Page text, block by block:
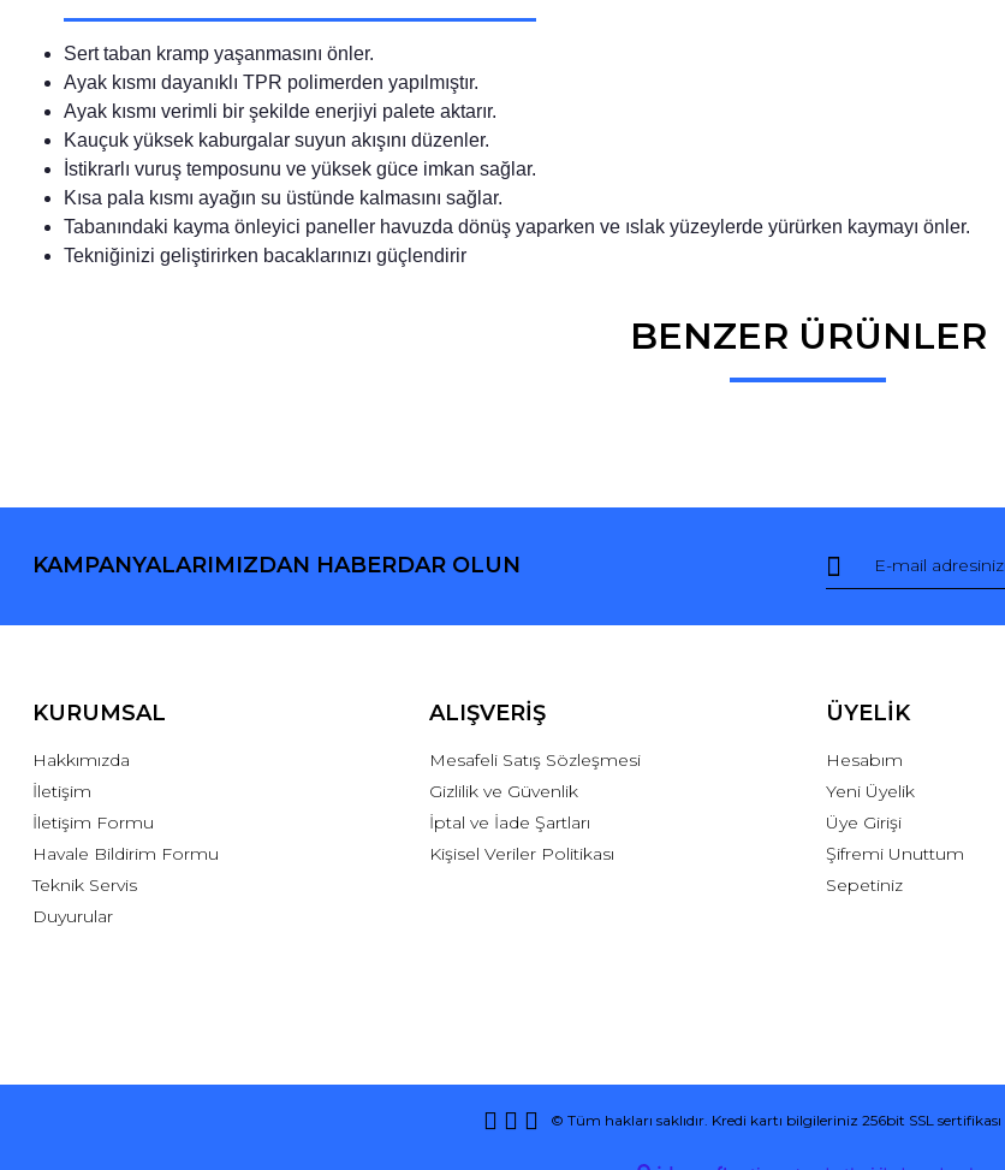
Sert taban kramp yaşanmasını önler.
Ayak kısmı dayanıklı TPR polimerden yapılmıştır.
Ayak kısmı verimli bir şekilde enerjiyi palete aktarır.
Kauçuk yüksek kaburgalar suyun akışını düzenler.
İstikrarlı vuruş temposunu ve yüksek güce imkan sağlar.
Kısa pala kısmı ayağın su üstünde kalmasını sağlar.
Tabanındaki kayma önleyici paneller havuzda dönüş yaparken ve ıslak yüzeylerde yürürken kaymayı önler.
Tekniğinizi geliştirirken bacaklarınızı güçlendirir
BENZER ÜRÜNLER
KAMPANYALARIMIZDAN HABERDAR OLUN
KURUMSAL
Hakkımızda
İletişim
İletişim Formu
Havale Bildirim Formu
Teknik Servis
Duyurular
ALIŞVERİŞ
Mesafeli Satış Sözleşmesi
Gizlilik ve Güvenlik
İptal ve İade Şartları
Kişisel Veriler Politikası
ÜYELİK
Hesabım
Yeni Üyelik
Üye Girişi
Şifremi Unuttum
Sepetiniz
© Tüm hakları saklıdır. Kredi kartı bilgileriniz 256bit SSL